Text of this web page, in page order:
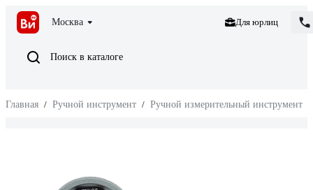
Москва Для юрлиц
Поиск в каталоге
Главная / Ручной инструмент / Ручной измерительный инструмент